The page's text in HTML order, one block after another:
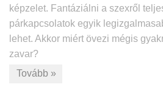
képzelet. Fantáziálni a szexről
párkapcsolatok egyik
lehet. Akkor miért övezi mégis
zavar?
Tovább »